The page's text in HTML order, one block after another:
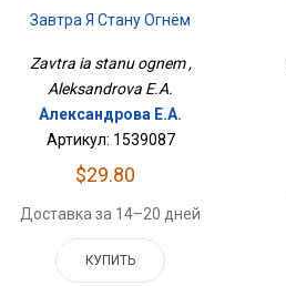
Завтра Я Стану Огнём
Zavtra ia stanu ognem ,
Aleksandrova E.A.
Александрова Е.А.
Артикул: 1539087
$29.80
Доставка за 14–20 дней
КУПИТЬ